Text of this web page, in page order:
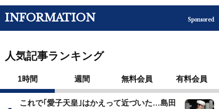
INFORMATION Sponsored
人気記事ランキング
1時間 週間 無料会員 有料会員
これで｢愛子天皇｣はかえって近づいた…島田